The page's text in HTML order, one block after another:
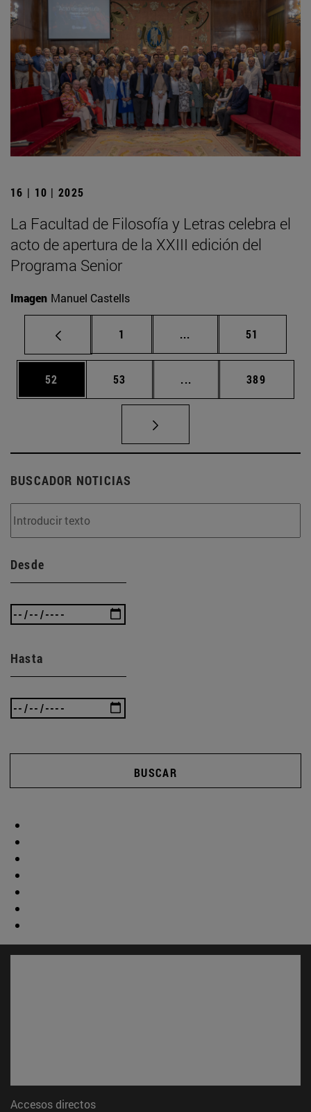
16 | 10 | 2025
La Facultad de Filosofía y Letras celebra el
acto de apertura de la XXIII edición del
Programa Senior
Imagen Manuel Castells
Página
1 ... Páginas intermedias
Página
51
Página
52 Página
53 ... Páginas intermedias
Página
389
BUSCADOR NOTICIAS
Desde
Hasta
BUSCAR
Accesos directos